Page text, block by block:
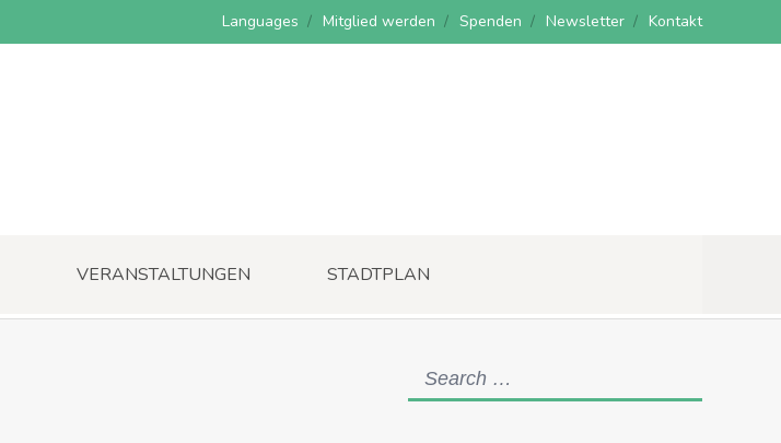
Languages Mitglied werden Spenden Newsletter Kontakt
VERANSTALTUNGEN STADTPLAN